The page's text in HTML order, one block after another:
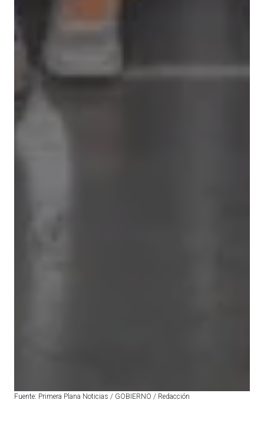
Fuente: Primera Plana Noticias / GOBIERNO / Redacción